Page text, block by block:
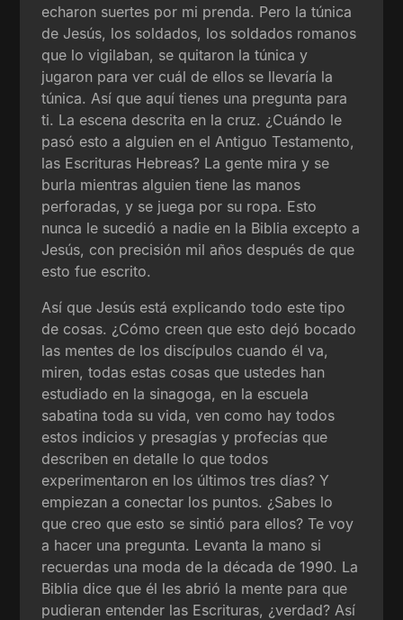
echaron suertes por mi prenda. Pero la túnica
de Jesús, los soldados, los soldados romanos
que lo vigilaban, se quitaron la túnica y
jugaron para ver cuál de ellos se llevaría la
túnica. Así que aquí tienes una pregunta para
ti. La escena descrita en la cruz. ¿Cuándo le
pasó esto a alguien en el Antiguo Testamento,
las Escrituras Hebreas? La gente mira y se
burla mientras alguien tiene las manos
perforadas, y se juega por su ropa. Esto
nunca le sucedió a nadie en la Biblia excepto a
Jesús, con precisión mil años después de que
esto fue escrito.
Así que Jesús está explicando todo este tipo
de cosas. ¿Cómo creen que esto dejó bocado
las mentes de los discípulos cuando él va,
miren, todas estas cosas que ustedes han
estudiado en la sinagoga, en la escuela
sabatina toda su vida, ven como hay todos
estos indicios y presagías y profecías que
describen en detalle lo que todos
experimentaron en los últimos tres días? Y
empiezan a conectar los puntos. ¿Sabes lo
que creo que esto se sintió para ellos? Te voy
a hacer una pregunta. Levanta la mano si
recuerdas una moda de la década de 1990. La
Biblia dice que él les abrió la mente para que
pudieran entender las Escrituras, ¿verdad? Así